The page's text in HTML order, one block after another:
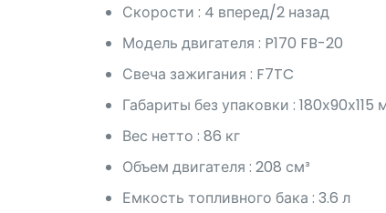
Скорости : 4 вперед/2 назад
Модель двигателя : P170 FB-20
Свеча зажигания : F7TC
Габариты без упаковки : 180х90х115
Вес нетто : 86 кг
Объем двигателя : 208 см³
Емкость топливного бака : 3.6 л